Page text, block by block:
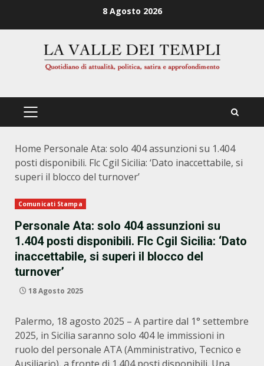
8 Agosto 2026
PRIMÄRES
Home Personale Ata: solo 404 assunzioni su 1.404
posti disponibili. Flc Cgil Sicilia: ‘Dato inaccettabile, si
superi il blocco del turnover’
Comunicati Stampa
Personale Ata: solo 404 assunzioni su
1.404 posti disponibili. Flc Cgil Sicilia: ‘Dato
inaccettabile, si superi il blocco del
turnover’
18 Agosto 2025
Palermo, 18 agosto 2025 – A partire dal 1° settembre
2025, in Sicilia saranno solo 404 le immissioni in
ruolo del personale ATA (Amministrativo, Tecnico e